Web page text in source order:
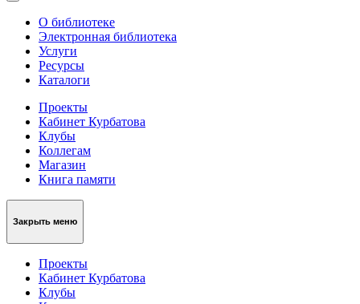
О библиотеке
Электронная библиотека
Услуги
Ресурсы
Каталоги
Проекты
Кабинет Курбатова
Клубы
Коллегам
Магазин
Книга памяти
Закрыть меню
Проекты
Кабинет Курбатова
Клубы